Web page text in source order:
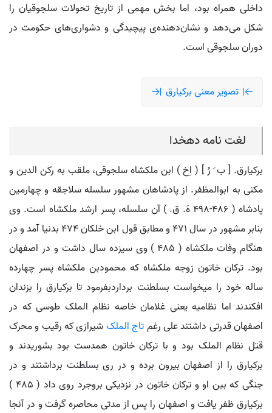
داخلی همراه بود، اما بخش مهمی از تاریخ تحولات سلجوقیان را
شکل می‌دهد و نشان‌دهنده‌ی پیچیدگی و دشواری‌های حکومت در
دوران سلجوقی است.
تصویر معنی برکیارق
لغت نامه دهخدا
برکیارق. [ ب َ رُ ] ( اِخ ) ابن ملکشاه سلجوقی، ملقب به رکن الدین و
مکنی به ابوالمظفر. از پادشاهان مشهور سلسله سلاجقه و چهارمین
پادشاه ( 486-498 هَ. ق. ) آن سلسله، پسر ارشد ملکشاه است. وی
بنابر مشهور در سال 471 و مطابق قول ابن خلکان 474 بدنیا آمد و در
هنگام وفات ملکشاه ( 485 ) وی سیزده سال داشت و در اصفهان
بود. ترکان خاتون زوجه ملکشاه که محمودبن ملکشاه پسر چهارده
ساله خود را میخواست بسلطنت برداردبفرمود تا برکیارق را بزندان
افکندند اما نظامیه یعنی غلامان خاصه نظام الملک طوسی که در
اصفهان قدرتی داشتند علی رغمتاج الملکشیرازی که رقیب و محرک
قتل نظام الملک بود و با ترکان خاتون همدست بود بشوریدند و
برکیارق را از اصفهان بیرون برده و در ری بسلطنت برداشتند و در
جنگی که بین او و ترکان خاتون در نزدیکی بروجرد روی داد ( 485 )
برکیارق ظفر یافت و اصفهان را پس از مدتی محاصره گرفت و در آنجا